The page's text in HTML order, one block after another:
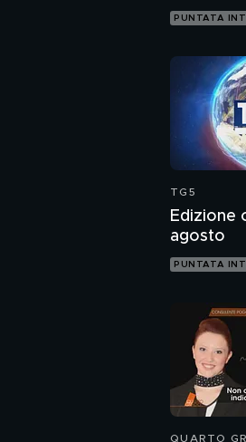
PUNTATA
TG5
Edizione
agosto
PUNTATA
QUARTO